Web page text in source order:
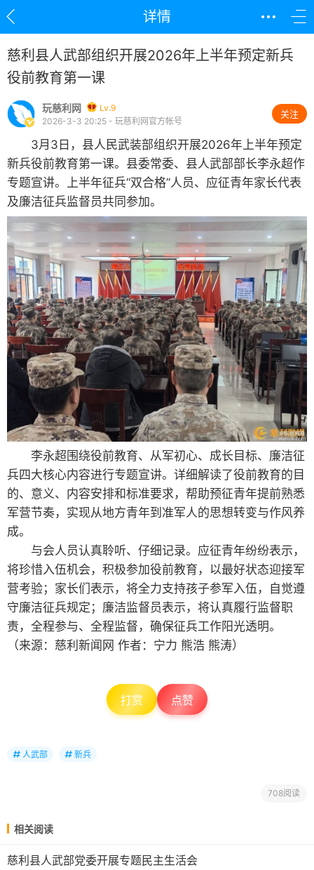
详情
慈利县人武部组织开展2026年上半年预定新兵
役前教育第一课
玩慈利网
Lv.9
2026-3-3 20:25 - 玩慈利网官方帐号
关注
3月3日，县人民武装部组织开展2026年上半年预定
新兵役前教育第一课。县委常委、县人武部部长李永超作
专题宣讲。上半年征兵“双合格”人员、应征青年家长代表
及廉洁征兵监督员共同参加。
李永超围绕役前教育、从军初心、成长目标、廉洁征
兵四大核心内容进行专题宣讲。详细解读了役前教育的目
的、意义、内容安排和标准要求，帮助预征青年提前熟悉
军营节奏，实现从地方青年到准军人的思想转变与作风养
成。
与会人员认真聆听、仔细记录。应征青年纷纷表示，
将珍惜入伍机会，积极参加役前教育，以最好状态迎接军
营考验；家长们表示，将全力支持孩子参军入伍，自觉遵
守廉洁征兵规定；廉洁监督员表示，将认真履行监督职
责，全程参与、全程监督，确保征兵工作阳光透明。
（来源：慈利新闻网 作者：宁力 熊浩 熊涛）
打赏 点赞
人武部 新兵
708阅读
相关阅读
慈利县人武部党委开展专题民主生活会